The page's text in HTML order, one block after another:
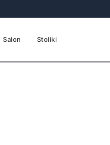
Salon Stoliki